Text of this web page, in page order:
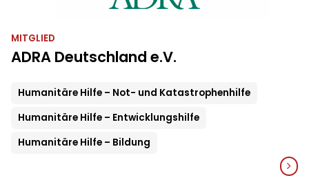
MITGLIED
ADRA Deutschland e.V.
Humanitäre Hilfe – Not- und Katastrophenhilfe
Humanitäre Hilfe – Entwicklungshilfe
Humanitäre Hilfe – Bildung